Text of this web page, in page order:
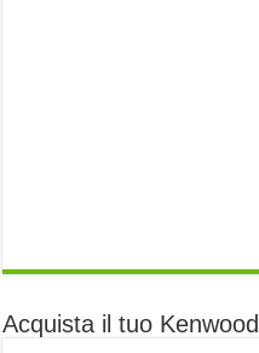
Acquista il tuo